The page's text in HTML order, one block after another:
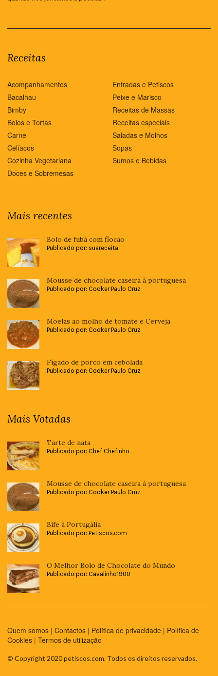
Receitas
Acompanhamentos
Bacalhau
Bimby
Bolos e Tortas
Carne
Celíacos
Cozinha Vegetariana
Doces e Sobremesas
Entradas e Petiscos
Peixe e Marisco
Receitas de Massas
Receitas especiais
Saladas e Molhos
Sopas
Sumos e Bebidas
Mais recentes
Bolo de fubá com flocão
Publicado por: suareceita
Mousse de chocolate caseira à portuguesa
Publicado por: Cooker Paulo Cruz
Moelas ao molho de tomate e Cerveja
Publicado por: Cooker Paulo Cruz
Fígado de porco em cebolada
Publicado por: Cooker Paulo Cruz
Mais Votadas
Tarte de nata
Publicado por: Chef Chefinho
Mousse de chocolate caseira à portuguesa
Publicado por: Cooker Paulo Cruz
Bife à Portugália
Publicado por: Petiscos.com
O Melhor Bolo de Chocolate do Mundo
Publicado por: Cavalinho1900
Quem somos | Contactos | Política de privacidade | Política de
Cookies | Termos de utilização
© Copyright 2020 petiscos.com. Todos os direitos reservados.